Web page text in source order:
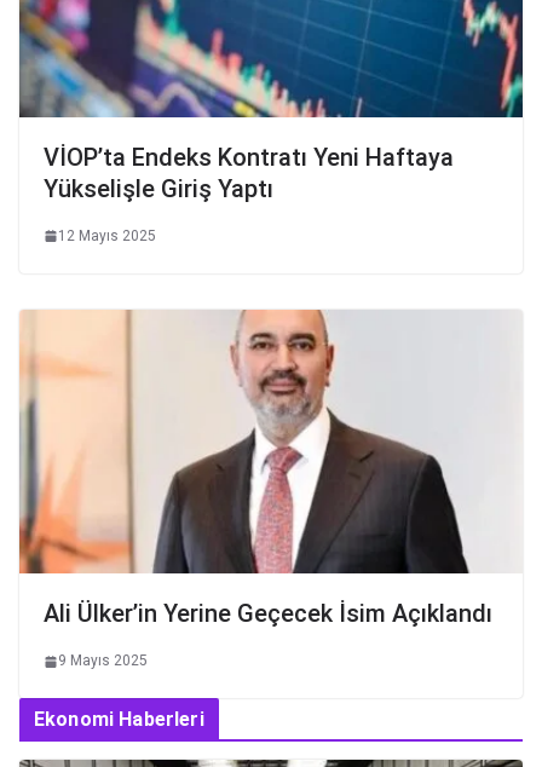
VİOP’ta Endeks Kontratı Yeni Haftaya
Yükselişle Giriş Yaptı
12 Mayıs 2025
Ali Ülker’in Yerine Geçecek İsim Açıklandı
9 Mayıs 2025
Ekonomi Haberleri